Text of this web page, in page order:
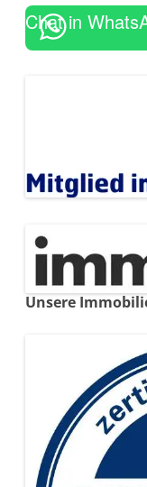
Chat in
Unsere